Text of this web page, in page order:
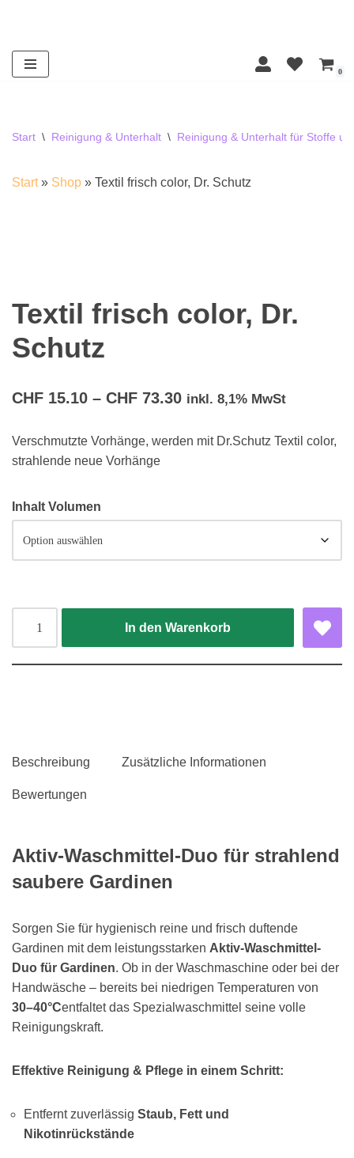
Inhalt
0
Start \ Reinigung & Unterhalt \ Reinigung & Unterhalt für Stoffe
Start» Shop » Textil frisch color, Dr. Schutz
Textil frisch color, Dr.
Schutz
CHF 15.10 – CHF 73.30 inkl. 8,1% MwSt
Verschmutzte Vorhänge, werden mit Dr.Schutz Textil color,
strahlende neue Vorhänge
Inhalt Volumen
In den Warenkorb
Beschreibung Zusätzliche Informationen
Bewertungen
Aktiv-Waschmittel-Duo für strahlend
saubere Gardinen
Sorgen Sie für hygienisch reine und frisch duftende
Gardinen mit dem leistungsstarken Aktiv-Waschmittel-
Duo für Gardinen. Ob in der Waschmaschine oder bei der
Handwäsche – bereits bei niedrigen Temperaturen von
30–40°Centfaltet das Spezialwaschmittel seine volle
Reinigungskraft.
Effektive Reinigung & Pflege in einem Schritt:
Entfernt zuverlässig Staub, Fett und
Nikotinrückstände